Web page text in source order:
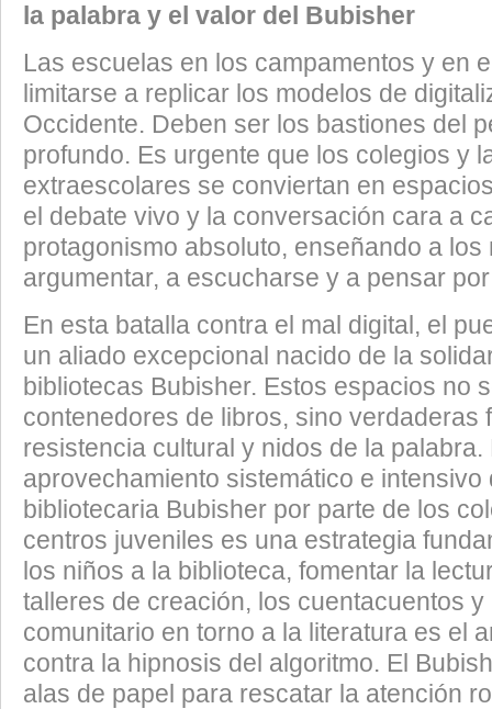
la palabra y el valor del Bubisher
​Las escuelas en los campamentos y en
limitarse a replicar los modelos de
Occidente. Deben ser los bastiones del
profundo. Es urgente que los colegios y
extraescolares se conviertan en
el debate vivo y la conversación cara a
protagonismo absoluto, enseñando a los
argumentar, a escucharse y a pensar
​En esta batalla contra el mal digital, el
un aliado excepcional nacido de la
bibliotecas Bubisher. Estos espacios no
contenedores de libros, sino verdaderas
resistencia cultural y nidos de la palabra.
aprovechamiento sistemático e intensivo
bibliotecaria Bubisher por parte de los
centros juveniles es una estrategia
los niños a la biblioteca, fomentar la
talleres de creación, los cuentacuentos
comunitario en torno a la literatura es el
contra la hipnosis del algoritmo. El
alas de papel para rescatar la atención